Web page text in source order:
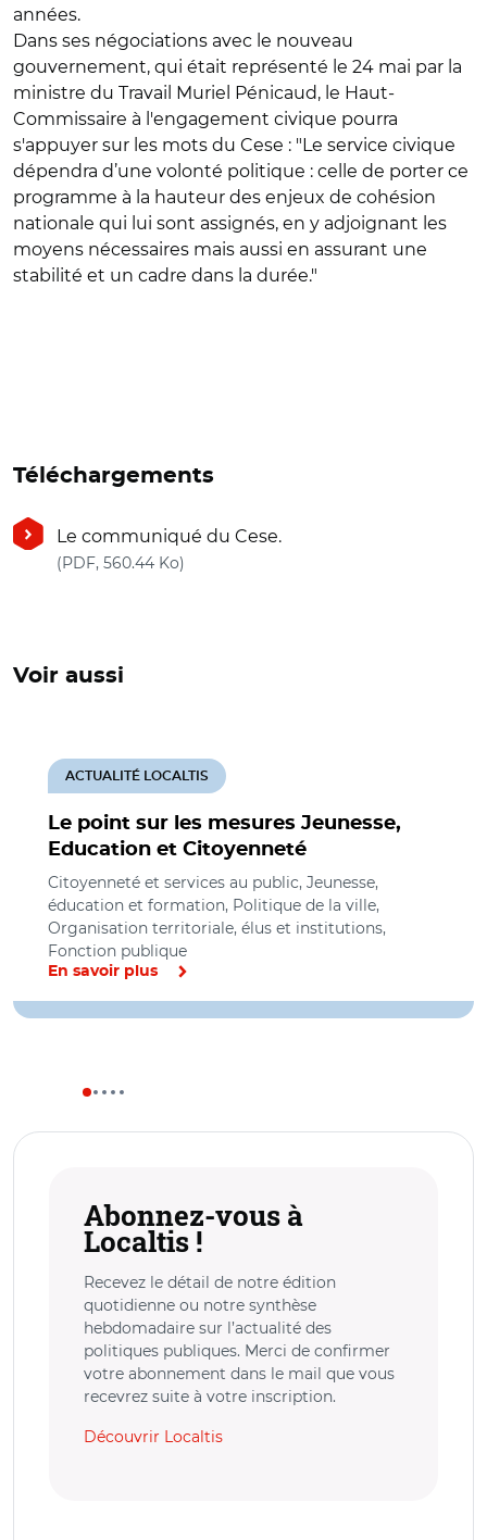
années.
Dans ses négociations avec le nouveau
gouvernement, qui était représenté le 24 mai par la
ministre du Travail Muriel Pénicaud, le Haut-
Commissaire à l'engagement civique pourra
s'appuyer sur les mots du Cese : "Le service civique
dépendra d’une volonté politique : celle de porter ce
programme à la hauteur des enjeux de cohésion
nationale qui lui sont assignés, en y adjoignant les
moyens nécessaires mais aussi en assurant une
stabilité et un cadre dans la durée."
Téléchargements
Le communiqué du Cese.
(PDF, 560.44 Ko)
Voir aussi
Le point sur les mesures Jeunesse,
Education et Citoyenneté
ACTUALITÉ LOCALTIS
Citoyenneté et services au public, Jeunesse,
éducation et formation, Politique de la ville,
Organisation territoriale, élus et institutions,
Fonction publique
En savoir plus
Abonnez-vous à
Localtis !
Recevez le détail de notre édition
quotidienne ou notre synthèse
hebdomadaire sur l’actualité des
politiques publiques. Merci de confirmer
votre abonnement dans le mail que vous
recevrez suite à votre inscription.
Découvrir Localtis